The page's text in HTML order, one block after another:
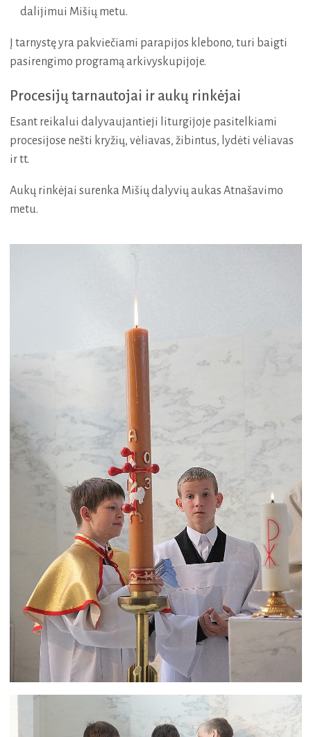
dalijimui Mišių metu.
Į tarnystę yra pakviečiami parapijos klebono, turi baigti
pasirengimo programą arkivyskupijoje.
Procesijų tarnautojai ir aukų rinkėjai
Esant reikalui dalyvaujantieji liturgijoje pasitelkiami
procesijose nešti kryžių, vėliavas, žibintus, lydėti vėliavas
ir tt.
Aukų rinkėjai surenka Mišių dalyvių aukas Atnašavimo
metu.